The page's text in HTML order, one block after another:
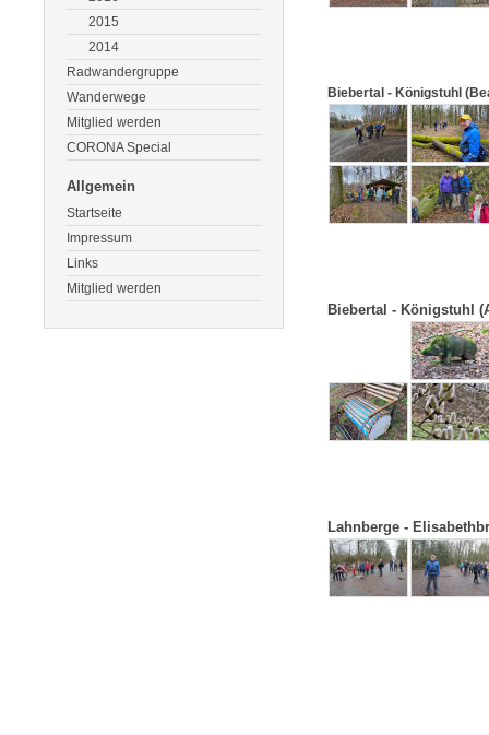
2015
2014
Radwandergruppe
Wanderwege
Mitglied werden
CORONA Special
Allgemein
Startseite
Impressum
Links
Mitglied werden
Biebertal - Königstuhl
Biebertal - Königstuhl
Lahnberge -